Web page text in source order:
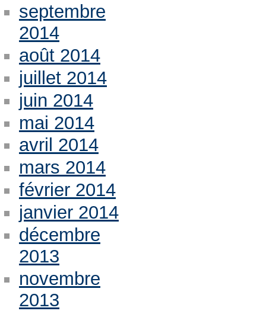
septembre
2014
août 2014
juillet 2014
juin 2014
mai 2014
avril 2014
mars 2014
février 2014
janvier 2014
décembre
2013
novembre
2013